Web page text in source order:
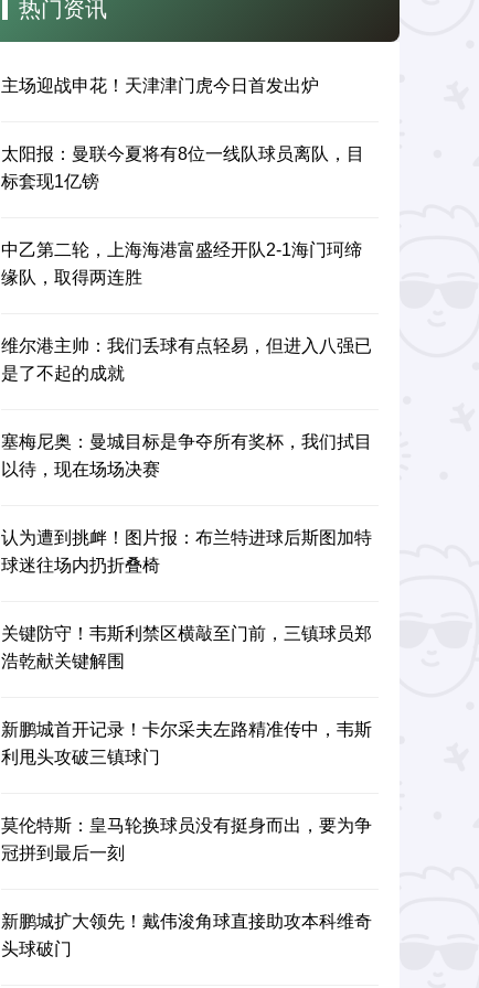
热门资讯
主场迎战申花！天津津门虎今日首发出炉
太阳报：曼联今夏将有8位一线队球员离队，目
标套现1亿镑
中乙第二轮，上海海港富盛经开队2-1海门珂缔
缘队，取得两连胜
维尔港主帅：我们丢球有点轻易，但进入八强已
是了不起的成就
塞梅尼奥：曼城目标是争夺所有奖杯，我们拭目
以待，现在场场决赛
认为遭到挑衅！图片报：布兰特进球后斯图加特
球迷往场内扔折叠椅
关键防守！韦斯利禁区横敲至门前，三镇球员郑
浩乾献关键解围
新鹏城首开记录！卡尔采夫左路精准传中，韦斯
利甩头攻破三镇球门
莫伦特斯：皇马轮换球员没有挺身而出，要为争
冠拼到最后一刻
新鹏城扩大领先！戴伟浚角球直接助攻本科维奇
头球破门